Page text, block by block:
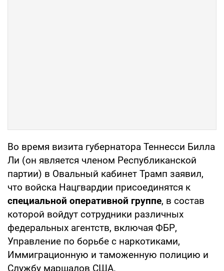
Во время визита губернатора Теннесси Билла
Ли (он является членом Республиканской
партии) в Овальный кабинет Трамп заявил,
что войска Нацгвардии присоединятся к
специальной оперативной группе, в состав
которой войдут сотрудники различных
федеральных агентств, включая ФБР,
Управление по борьбе с наркотиками,
Иммиграционную и таможенную полицию и
Службу маршалов США.